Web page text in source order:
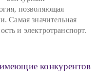
позволяющая
Самая значительная
и электротранспорт.
конкурентов